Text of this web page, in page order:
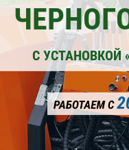
С УСТАНОВКОЙ